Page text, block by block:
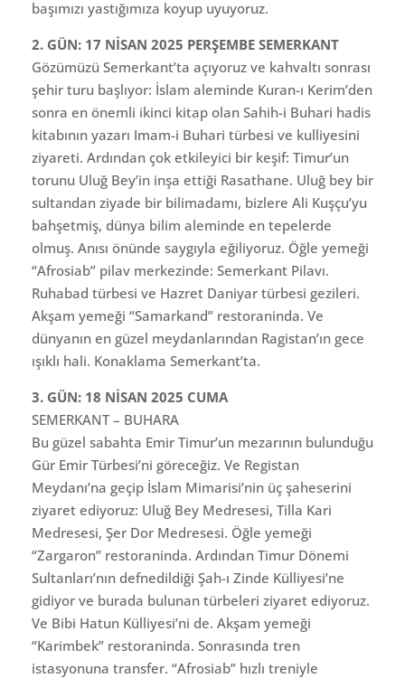
başımızı yastığımıza koyup uyuyoruz.
2. GÜN: 17 NİSAN 2025 PERŞEMBE SEMERKANT
Gözümüzü Semerkant’ta açıyoruz ve kahvaltı sonrası
şehir turu başlıyor: İslam aleminde Kuran-ı Kerim’den
sonra en önemli ikinci kitap olan Sahih-i Buhari hadis
kitabının yazarı Imam-i Buhari türbesi ve kulliyesini
ziyareti. Ardından çok etkileyici bir keşif: Timur’un
torunu Uluğ Bey’in inşa ettiği Rasathane. Uluğ bey bir
sultandan ziyade bir bilimadamı, bizlere Ali Kuşçu’yu
bahşetmiş, dünya bilim aleminde en tepelerde
olmuş. Anısı önünde saygıyla eğiliyoruz. Öğle yemeği
“Afrosiab” pilav merkezinde: Semerkant Pilavı.
Ruhabad türbesi ve Hazret Daniyar türbesi gezileri.
Akşam yemeği “Samarkand” restoraninda. Ve
dünyanın en güzel meydanlarından Ragistan’ın gece
ışıklı hali. Konaklama Semerkant’ta.
3. GÜN: 18 NİSAN 2025 CUMA
SEMERKANT – BUHARA
Bu güzel sabahta Emir Timur’un mezarının bulunduğu
Gür Emir Türbesi’ni göreceğiz. Ve Registan
Meydanı’na geçip İslam Mimarisi’nin üç şaheserini
ziyaret ediyoruz: Uluğ Bey Medresesi, Tilla Kari
Medresesi, Şer Dor Medresesi. Öğle yemeği
“Zargaron” restoraninda. Ardından Timur Dönemi
Sultanları’nın defnedildiği Şah-ı Zinde Külliyesi’ne
gidiyor ve burada bulunan türbeleri ziyaret ediyoruz.
Ve Bibi Hatun Külliyesi’ni de. Akşam yemeği
“Karimbek” restoraninda. Sonrasında tren
istasyonuna transfer. “Afrosiab” hızlı treniyle